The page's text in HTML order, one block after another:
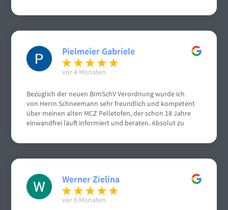
Pielmeier Gabriele
vor 4 Monaten
Bezüglich der neuen BImSchV Verordnung wurde ich
von Herrn Schneemann sehr freundlich und kompetent
über meinen alten MCZ Pelletofen, der schon 18 Jahre
einwandfrei läuft informiert und beraten. Absolut zu
vielen Dank.
Werner Zielina
vor 6 Monaten